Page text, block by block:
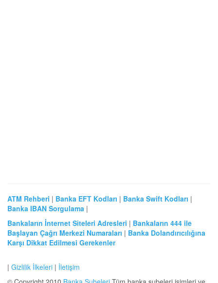
ATM Rehberi | Banka EFT Kodları | Banka Swift Kodları |
Banka IBAN Sorgulama |
Bankaların İnternet Siteleri Adresleri | Bankaların 444 ile
Başlayan Çağrı Merkezi Numaraları | Banka Dolandırıcılığına
Karşı Dikkat Edilmesi Gerekenler
| Gizlilik İlkeleri | İletişim